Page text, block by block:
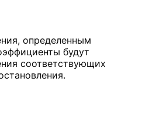
определенным
будут
соответствующих